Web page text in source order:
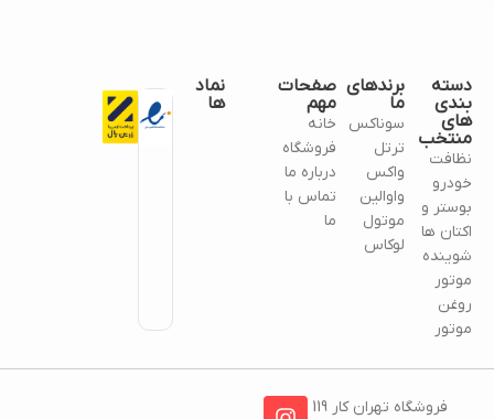
دسته
بندی
های
منتخب
نظافت
خودرو
بوستر و
اکتان ها
شوینده
موتور
روغن
موتور
برندهای
ما
سوناکس
ترتل
واکس
واوالین
موتول
لوکاس
صفحات
مهم
خانه
فروشگاه
درباره ما
تماس با
ما
نماد
ها
فروشگاه تهران کار 119